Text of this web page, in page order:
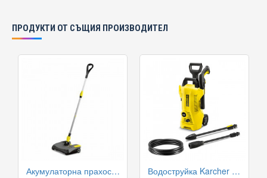
ПРОДУКТИ ОТ СЪЩИЯ ПРОИЗВОДИТЕЛ
Акумулаторна прахосмукачка Karcher EB 30/1 Li-Ion Водоструйка Karcher K2 Power Control